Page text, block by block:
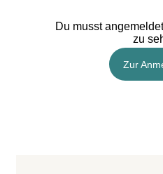
Du musst
zu
Zur